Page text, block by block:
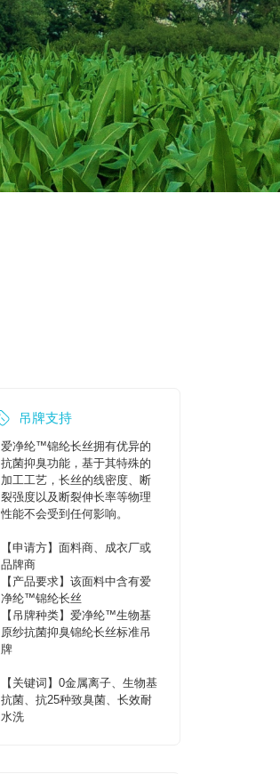
吊牌支持
爱净纶™锦纶长丝拥有优异的
抗菌抑臭功能，基于其特殊的
加工工艺，长丝的线密度、断
裂强度以及断裂伸长率等物理
性能不会受到任何影响。
【申请方】面料商、成衣厂或
品牌商
【产品要求】该面料中含有爱
净纶™锦纶长丝
【吊牌种类】爱净纶™生物基
原纱抗菌抑臭锦纶长丝标准吊
牌
【关键词】0金属离子、生物基
抗菌、抗25种致臭菌、长效耐
水洗